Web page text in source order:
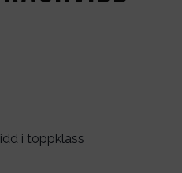
i toppklass